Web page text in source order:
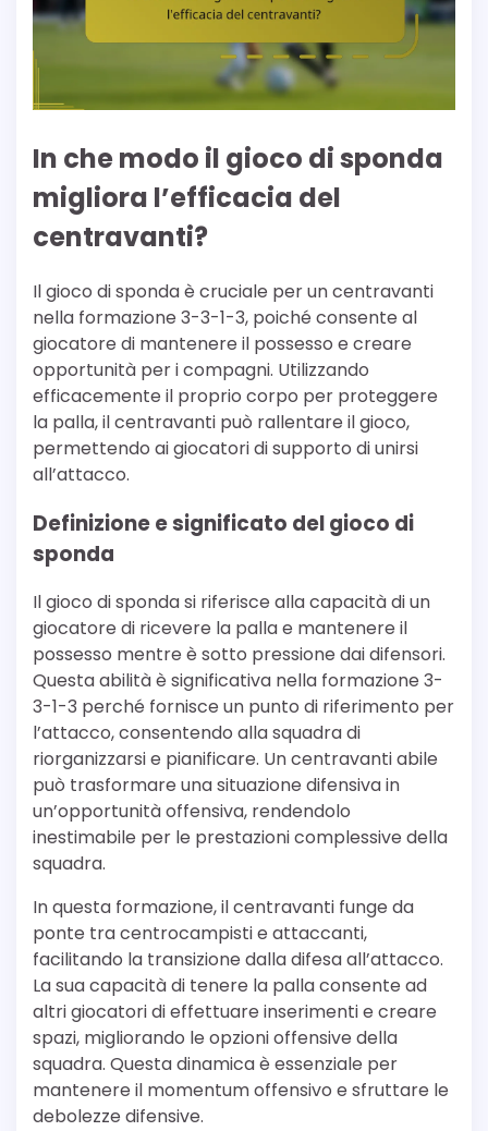
In che modo il gioco di sponda
migliora l’efficacia del
centravanti?
Il gioco di sponda è cruciale per un centravanti
nella formazione 3-3-1-3, poiché consente al
giocatore di mantenere il possesso e creare
opportunità per i compagni. Utilizzando
efficacemente il proprio corpo per proteggere
la palla, il centravanti può rallentare il gioco,
permettendo ai giocatori di supporto di unirsi
all’attacco.
Definizione e significato del gioco di
sponda
Il gioco di sponda si riferisce alla capacità di un
giocatore di ricevere la palla e mantenere il
possesso mentre è sotto pressione dai difensori.
Questa abilità è significativa nella formazione 3-
3-1-3 perché fornisce un punto di riferimento per
l’attacco, consentendo alla squadra di
riorganizzarsi e pianificare. Un centravanti abile
può trasformare una situazione difensiva in
un’opportunità offensiva, rendendolo
inestimabile per le prestazioni complessive della
squadra.
In questa formazione, il centravanti funge da
ponte tra centrocampisti e attaccanti,
facilitando la transizione dalla difesa all’attacco.
La sua capacità di tenere la palla consente ad
altri giocatori di effettuare inserimenti e creare
spazi, migliorando le opzioni offensive della
squadra. Questa dinamica è essenziale per
mantenere il momentum offensivo e sfruttare le
debolezze difensive.